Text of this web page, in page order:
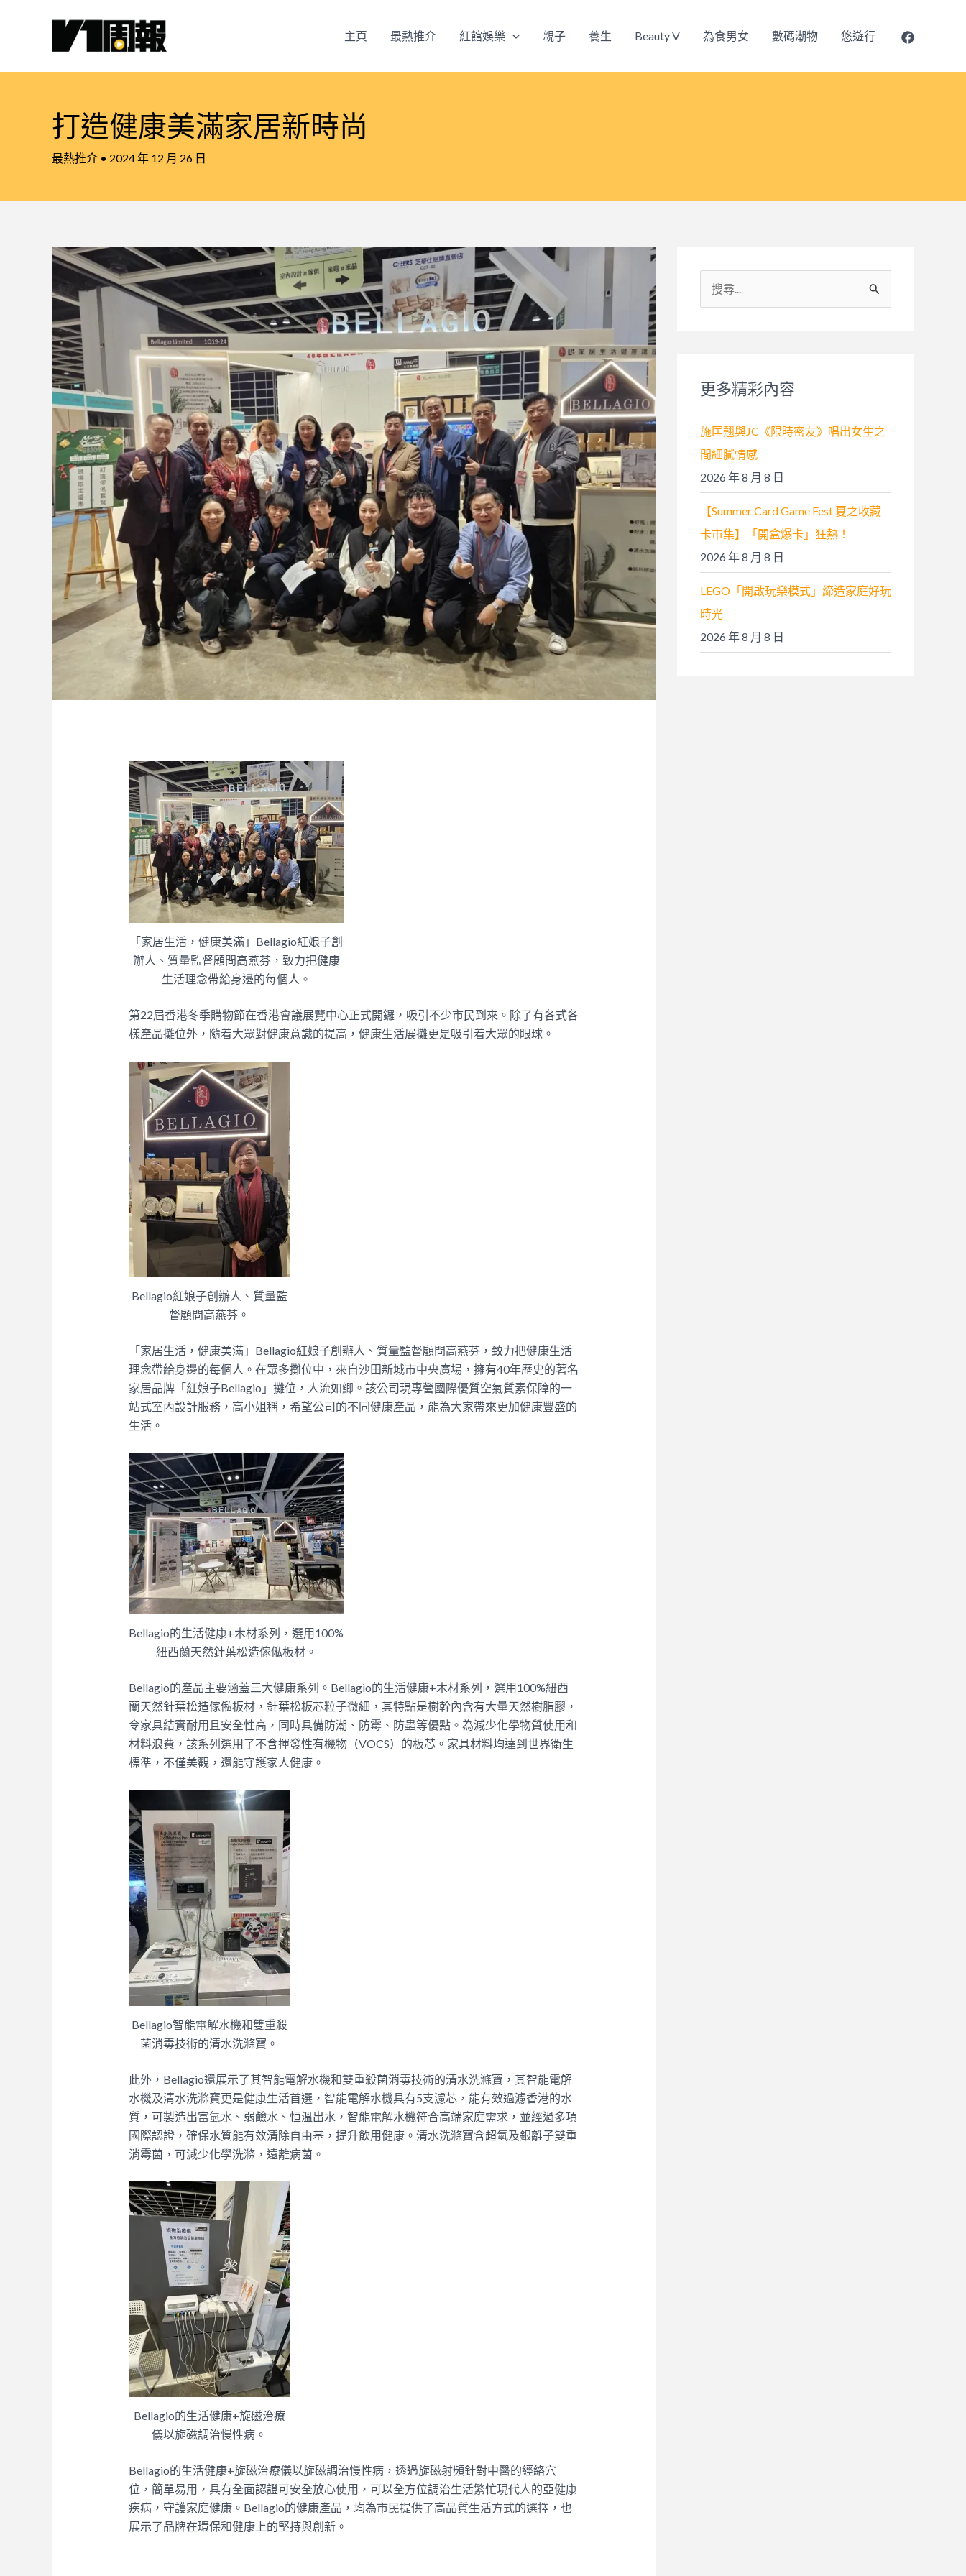
主頁 最熱推介 紅館娛樂 親子 養生 Beauty V 為食男女 數碼潮物 悠遊行
打造健康美滿家居新時尚
最熱推介 • 2024 年 12 月 26 日
「家居生活，健康美滿」Bellagio紅娘子創
辦人、質量監督顧問高燕芬，致力把健康
生活理念帶給身邊的每個人。
第22屆香港冬季購物節在香港會議展覽中心正式開鑼，吸引不少市民到來。除了有各式各
樣產品攤位外，隨着大眾對健康意識的提高，健康生活展攤更是吸引着大眾的眼球。
Bellagio紅娘子創辦人、質量監
督顧問高燕芬。
「家居生活，健康美滿」Bellagio紅娘子創辦人、質量監督顧問高燕芬，致力把健康生活
理念帶給身邊的每個人。在眾多攤位中，來自沙田新城市中央廣場，擁有40年歷史的著名
家居品牌「紅娘子Bellagio」攤位，人流如鯽。該公司現專營國際優質空氣質素保障的一
站式室內設計服務，高小姐稱，希望公司的不同健康產品，能為大家帶來更加健康豐盛的
生活。
Bellagio的生活健康+木材系列，選用100%
紐西蘭天然針葉松造傢俬板材。
Bellagio的產品主要涵蓋三大健康系列。Bellagio的生活健康+木材系列，選用100%紐西
蘭天然針葉松造傢俬板材，針葉松板芯粒子微細，其特點是樹幹內含有大量天然樹脂膠，
令家具結實耐用且安全性高，同時具備防潮、防霉、防蟲等優點。為減少化學物質使用和
材料浪費，該系列選用了不含揮發性有機物（VOCS）的板芯。家具材料均達到世界衛生
標準，不僅美觀，還能守護家人健康。
Bellagio智能電解水機和雙重殺
菌消毒技術的清水洗滌寶。
此外，Bellagio還展示了其智能電解水機和雙重殺菌消毒技術的清水洗滌寶，其智能電解
水機及清水洗滌寶更是健康生活首選，智能電解水機具有5支濾芯，能有效過濾香港的水
質，可製造出富氫水、弱鹼水、恒溫出水，智能電解水機符合高端家庭需求，並經過多項
國際認證，確保水質能有效清除自由基，提升飲用健康。清水洗滌寶含超氫及銀離子雙重
消霉菌，可減少化學洗滌，遠離病菌。
Bellagio的生活健康+旋磁治療
儀以旋磁調治慢性病。
Bellagio的生活健康+旋磁治療儀以旋磁調治慢性病，透過旋磁射頻針對中醫的經絡穴
位，簡單易用，具有全面認證可安全放心使用，可以全方位調治生活繁忙現代人的亞健康
疾病，守護家庭健康。Bellagio的健康產品，均為市民提供了高品質生活方式的選擇，也
展示了品牌在環保和健康上的堅持與創新。
尋
:更多精彩內容
施匡翹與JC《限時密友》唱出女生之
間細膩情感
2026 年 8 月 8 日
【Summer Card Game Fest 夏之收藏
卡市集】「開盒爆卡」狂熱！
2026 年 8 月 8 日
LEGO「開啟玩樂模式」締造家庭好玩
時光
2026 年 8 月 8 日